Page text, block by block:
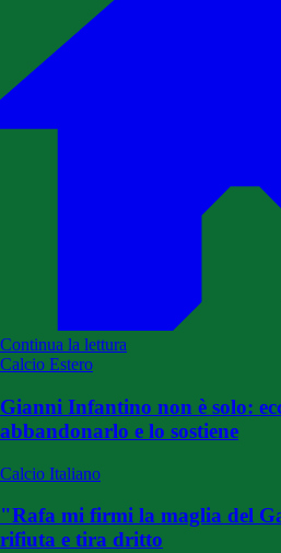
Continua la lettura
Calcio Estero
Gianni Infantino non è solo:
abbandonarlo e lo sostiene
Calcio Italiano
"Rafa mi firmi la maglia del
rifiuta e tira dritto